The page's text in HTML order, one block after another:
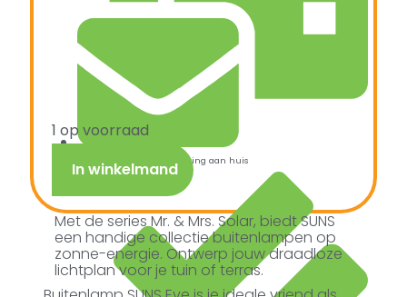
Snelle verzending & levering aan huis
1 op voorraad
In winkelmand
Met de series Mr. & Mrs. Solar, biedt SUNS
een handige collectie buitenlampen op
zonne-energie. Ontwerp jouw draadloze
lichtplan voor je tuin of terras.